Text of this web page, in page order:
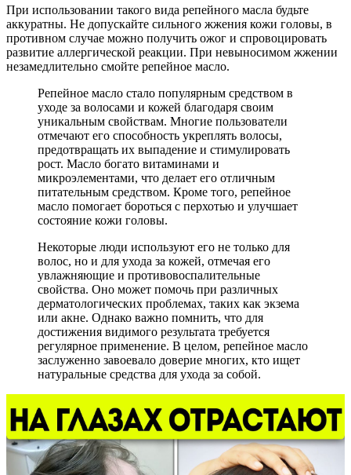
При использовании такого вида репейного масла будьте
аккуратны. Не допускайте сильного жжения кожи головы, в
противном случае можно получить ожог и спровоцировать
развитие аллергической реакции. При невыносимом жжении
незамедлительно смойте репейное масло.
Репейное масло стало популярным средством в
уходе за волосами и кожей благодаря своим
уникальным свойствам. Многие пользователи
отмечают его способность укреплять волосы,
предотвращать их выпадение и стимулировать
рост. Масло богато витаминами и
микроэлементами, что делает его отличным
питательным средством. Кроме того, репейное
масло помогает бороться с перхотью и улучшает
состояние кожи головы.
Некоторые люди используют его не только для
волос, но и для ухода за кожей, отмечая его
увлажняющие и противовоспалительные
свойства. Оно может помочь при различных
дерматологических проблемах, таких как экзема
или акне. Однако важно помнить, что для
достижения видимого результата требуется
регулярное применение. В целом, репейное масло
заслуженно завоевало доверие многих, кто ищет
натуральные средства для ухода за собой.